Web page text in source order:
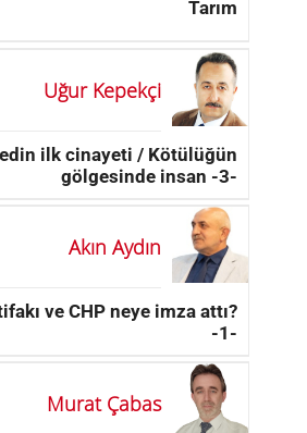
Tarım
Uğur Kepekçi
ilk cinayeti / Kötülüğün
gölgesinde insan -3-
Akın Aydın
ve CHP neye imza attı?
-1-
Murat Çabas